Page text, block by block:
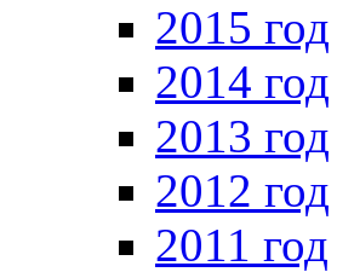
2015 год
2014 год
2013 год
2012 год
2011 год